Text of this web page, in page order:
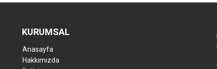
KURUMSAL
Anasayfa
Hakkımızda